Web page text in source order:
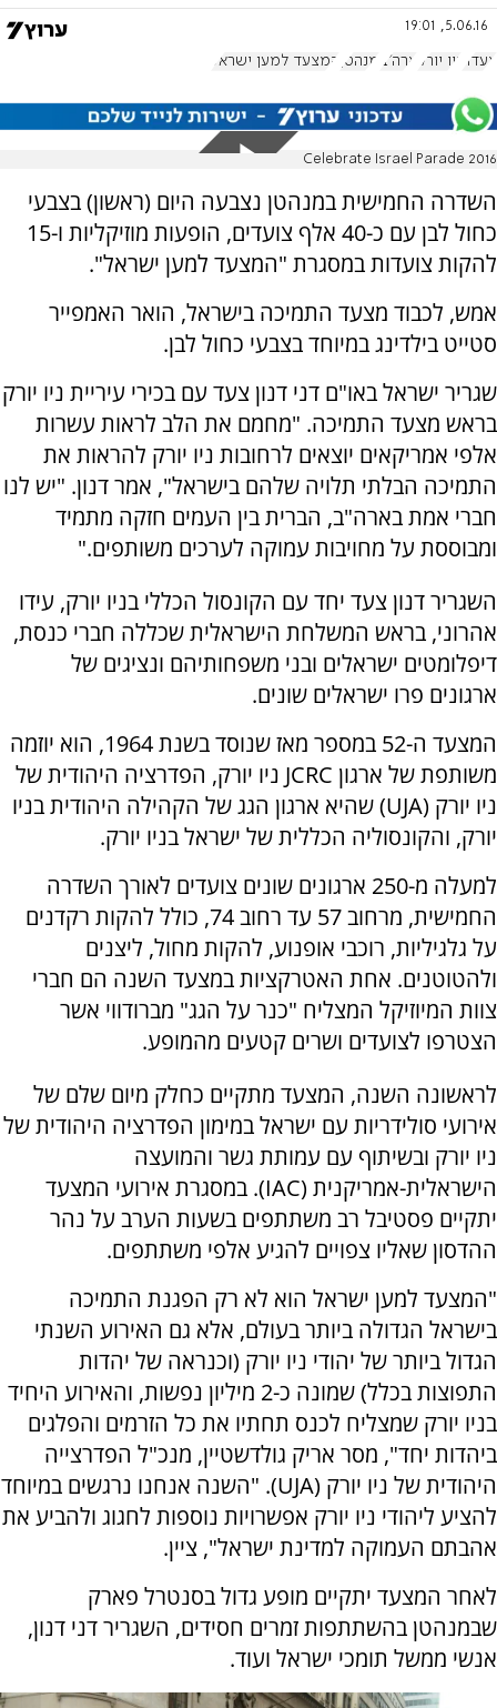
5.06.16, 19:01
צעדה ניו יורק ארה"ב מנהטן המצעד למען ישראל
2016 Celebrate Israel Parade
השדרה החמישית במנהטן נצבעה היום (ראשון) בצבעי
כחול לבן עם כ-40 אלף צועדים, הופעות מוזיקליות ו-15
להקות צועדות במסגרת "המצעד למען ישראל".
אמש, לכבוד מצעד התמיכה בישראל, הואר האמפייר
סטייט בילדינג במיוחד בצבעי כחול לבן.
שגריר ישראל באו"ם דני דנון צעד עם בכירי עיריית ניו יורק
בראש מצעד התמיכה. "מחמם את הלב לראות עשרות
אלפי אמריקאים יוצאים לרחובות ניו יורק להראות את
התמיכה הבלתי תלויה שלהם בישראל", אמר דנון. "יש לנו
חברי אמת בארה"ב, הברית בין העמים חזקה מתמיד
ומבוססת על מחויבות עמוקה לערכים משותפים."
השגריר דנון צעד יחד עם הקונסול הכללי בניו יורק, עידו
אהרוני, בראש המשלחת הישראלית שכללה חברי כנסת,
דיפלומטים ישראלים ובני משפחותיהם ונציגים של
ארגונים פרו ישראלים שונים.
המצעד ה-52 במספר מאז שנוסד בשנת 1964, הוא יוזמה
משותפת של ארגון JCRC ניו יורק, הפדרציה היהודית של
ניו יורק (UJA) שהיא ארגון הגג של הקהילה היהודית בניו
יורק, והקונסוליה הכללית של ישראל בניו יורק.
למעלה מ-250 ארגונים שונים צועדים לאורך השדרה
החמישית, מרחוב 57 עד רחוב 74, כולל להקות רקדנים
על גלגיליות, רוכבי אופנוע, להקות מחול, ליצנים
ולהטוטנים. אחת האטרקציות במצעד השנה הם חברי
צוות המיוזיקל המצליח "כנר על הגג" מברודווי אשר
הצטרפו לצועדים ושרים קטעים מהמופע.
לראשונה השנה, המצעד מתקיים כחלק מיום שלם של
אירועי סולידריות עם ישראל במימון הפדרציה היהודית של
ניו יורק ובשיתוף עם עמותת גשר והמועצה
הישראלית-אמריקנית (IAC). במסגרת אירועי המצעד
יתקיים פסטיבל רב משתתפים בשעות הערב על נהר
ההדסון שאליו צפויים להגיע אלפי משתתפים.
"המצעד למען ישראל הוא לא רק הפגנת התמיכה
בישראל הגדולה ביותר בעולם, אלא גם האירוע השנתי
הגדול ביותר של יהודי ניו יורק (וכנראה של יהדות
התפוצות בכלל) שמונה כ-2 מיליון נפשות, והאירוע היחיד
בניו יורק שמצליח לכנס תחתיו את כל הזרמים והפלגים
ביהדות יחד", מסר אריק גולדשטיין, מנכ"ל הפדרצייה
היהודית של ניו יורק (UJA). "השנה אנחנו נרגשים במיוחד
להציע ליהודי ניו יורק אפשרויות נוספות לחגוג ולהביע את
אהבתם העמוקה למדינת ישראל", ציין.
לאחר המצעד יתקיים מופע גדול בסנטרל פארק
שבמנהטן בהשתתפות זמרים חסידים, השגריר דני דנון,
אנשי ממשל תומכי ישראל ועוד.